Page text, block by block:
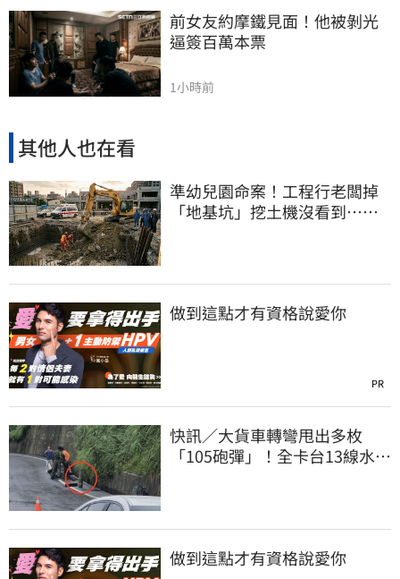
前女友約摩鐵見面！他被剝光
逼簽百萬本票
1小時前
其他人也在看
準幼兒園命案！工程行老闆掉
「地基坑」挖土機沒看到…下
做到這點才有資格說愛你
PR
快訊／大貨車轉彎甩出多枚
「105砲彈」！全卡台13線水
做到這點才有資格說愛你